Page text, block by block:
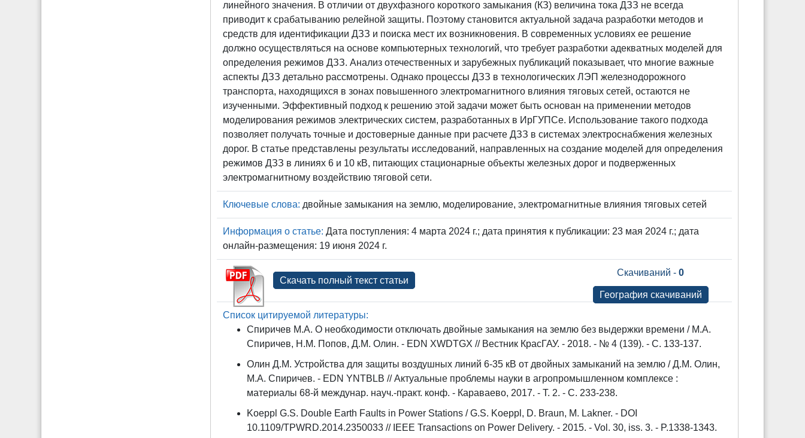
линейного значения. В отличии от двухфазного короткого замыкания (КЗ) величина тока ДЗЗ не всегда
приводит к срабатыванию релейной защиты. Поэтому становится актуальной задача разработки методов и
средств для идентификации ДЗЗ и поиска мест их возникновения. В современных условиях ее решение
должно осуществляться на основе компьютерных технологий, что требует разработки адекватных моделей для
определения режимов ДЗЗ. Анализ отечественных и зарубежных публикаций показывает, что многие важные
аспекты ДЗЗ детально рассмотрены. Однако процессы ДЗЗ в технологических ЛЭП железнодорожного
транспорта, находящихся в зонах повышенного электромагнитного влияния тяговых сетей, остаются не
изученными. Эффективный подход к решению этой задачи может быть основан на применении методов
моделирования режимов электрических систем, разработанных в ИрГУПСе. Использование такого подхода
позволяет получать точные и достоверные данные при расчете ДЗЗ в системах электроснабжения железных
дорог. В статье представлены результаты исследований, направленных на создание моделей для определения
режимов ДЗЗ в линиях 6 и 10 кВ, питающих стационарные объекты железных дорог и подверженных
электромагнитному воздействию тяговой сети.
Ключевые слова: двойные замыкания на землю, моделирование, электромагнитные влияния тяговых сетей
Информация о статье: Дата поступления: 4 марта 2024 г.; дата принятия к публикации: 23 мая 2024 г.; дата
онлайн-размещения: 19 июня 2024 г.
Скачиваний -0
География скачиваний
Скачать полный текст статьи
Список цитируемой литературы:
Спиричев М.А. О необходимости отключать двойные замыкания на землю без выдержки времени / М.А.
Спиричев, Н.М. Попов, Д.М. Олин. - EDN XWDTGX // Вестник КрасГАУ. - 2018. - № 4 (139). - С. 133-137.
Олин Д.М. Устройства для защиты воздушных линий 6-35 кВ от двойных замыканий на землю / Д.М. Олин,
М.А. Спиричев. - EDN YNTBLB // Актуальные проблемы науки в агропромышленном комплексе :
материалы 68-й междунар. науч.-практ. конф. - Караваево, 2017. - Т. 2. - С. 233-238.
Koeppl G.S. Double Earth Faults in Power Stations / G.S. Koeppl, D. Braun, M. Lakner. - DOI
10.1109/TPWRD.2014.2350033 // IEEE Transactions on Power Delivery. - 2015. - Vol. 30, iss. 3. - P.1338-1343.